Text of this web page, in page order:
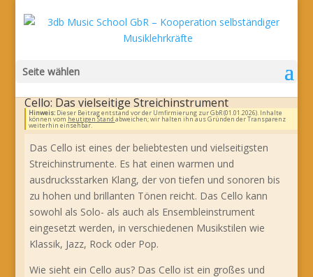
Seite wählen
Cello: Das vielseitige Streichinstrument
Hinweis:Dieser Beitrag entstand vor der Umfirmierung zur GbR (01.01.2026). Inhalte
können vom heutigen Stand abweichen; wir halten ihn aus Gründen der Transparenz
weiterhin einsehbar.
Das Cello ist eines der beliebtesten und vielseitigsten
Streichinstrumente. Es hat einen warmen und
ausdrucksstarken Klang, der von tiefen und sonoren bis
zu hohen und brillanten Tönen reicht. Das Cello kann
sowohl als Solo- als auch als Ensembleinstrument
eingesetzt werden, in verschiedenen Musikstilen wie
Klassik, Jazz, Rock oder Pop.
Wie sieht ein Cello aus? Das Cello ist ein großes und